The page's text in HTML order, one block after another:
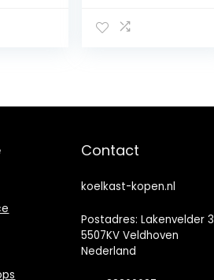
Koelkast, Warm
Contact
koelkast-kopen.nl
Postadres: Lakenvelder 3
5507KV Veldhoven
Nederland